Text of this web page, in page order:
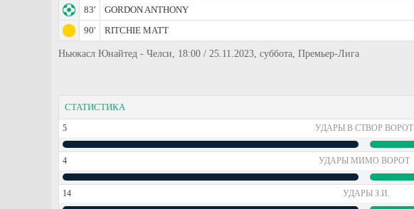
83'
GORDON ANTHONY
90'
RITCHIE MATT
Ньюкасл Юнайтед - Челси, 18:00 / 25.11.2023, суббота, Премьер-Лига
СТАТИСТИКА
5 УДАРЫ В СТВОР ВОРОТ
4 УДАРЫ МИМО ВОРОТ
14 УДАРЫ З.И.